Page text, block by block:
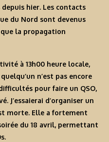
hier. Les contacts
du Nord sont devenus
que la propagation
à 13h00 heure locale,
n’est pas encore
pour faire un QSO,
J’essaierai d’organiser un
morte. Elle a fortement
du 18 avril, permettant